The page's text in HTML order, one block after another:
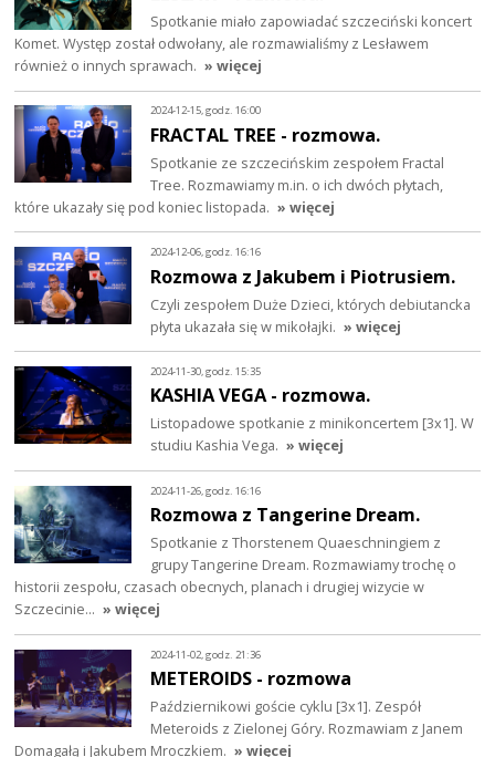
Spotkanie miało zapowiadać szczeciński koncert
Komet. Występ został odwołany, ale rozmawialiśmy z Lesławem
również o innych sprawach. » więcej
2024-12-15, godz. 16:00
FRACTAL TREE - rozmowa.
Spotkanie ze szczecińskim zespołem Fractal
Tree. Rozmawiamy m.in. o ich dwóch płytach,
które ukazały się pod koniec listopada. » więcej
2024-12-06, godz. 16:16
Rozmowa z Jakubem i Piotrusiem.
Czyli zespołem Duże Dzieci, których debiutancka
płyta ukazała się w mikołajki. » więcej
2024-11-30, godz. 15:35
KASHIA VEGA - rozmowa.
Listopadowe spotkanie z minikoncertem [3x1]. W
studiu Kashia Vega. » więcej
2024-11-26, godz. 16:16
Rozmowa z Tangerine Dream.
Spotkanie z Thorstenem Quaeschningiem z
grupy Tangerine Dream. Rozmawiamy trochę o
historii zespołu, czasach obecnych, planach i drugiej wizycie w
Szczecinie… » więcej
2024-11-02, godz. 21:36
METEROIDS - rozmowa
Październikowi goście cyklu [3x1]. Zespół
Meteroids z Zielonej Góry. Rozmawiam z Janem
Domagałą i Jakubem Mroczkiem. » więcej